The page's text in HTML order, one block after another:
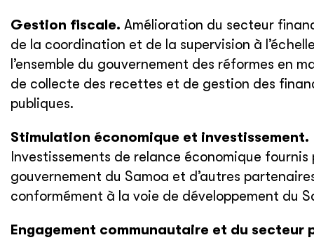
Gestion fiscale. Amélioration du secteur
de la coordination et de la supervision à
l’ensemble du gouvernement des réformes en
de collecte des recettes et de gestion des
publiques.
Stimulation économique et investissement.
Investissements de relance économique fournis
gouvernement du Samoa et d’autres
conformément à la voie de développement du
Engagement communautaire et du secteur